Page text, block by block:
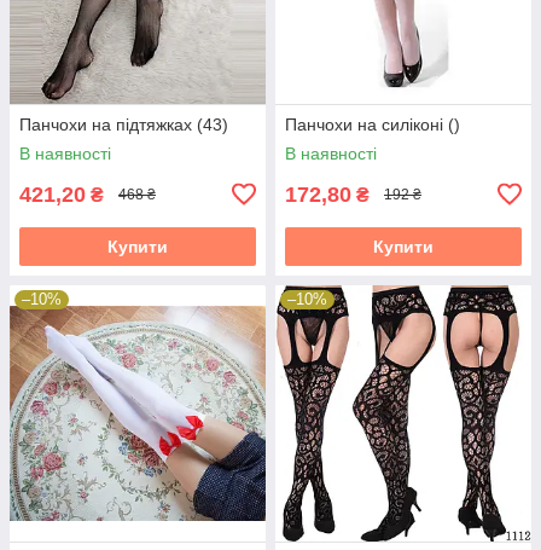
Панчохи на підтяжках (43)
В наявності
421,20 ₴ 468 ₴
Купити
Панчохи на силіконі ()
В наявності
172,80 ₴ 192 ₴
Купити
–10% –10%